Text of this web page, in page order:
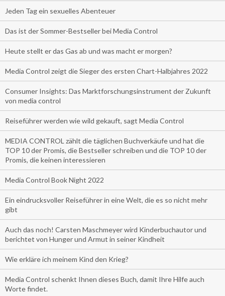
Jeden Tag ein sexuelles Abenteuer
Das ist der Sommer-Bestseller bei Media Control
Heute stellt er das Gas ab und was macht er morgen?
Media Control zeigt die Sieger des ersten Chart-Halbjahres 2022
Consumer Insights: Das Marktforschungsinstrument der Zukunft
von media control
Reiseführer werden wie wild gekauft, sagt Media Control
MEDIA CONTROL zählt die täglichen Buchverkäufe und hat die
TOP 10 der Promis, die Bestseller schreiben und die TOP 10 der
Promis, die keinen interessieren
Media Control Book Night 2022
Ein eindrucksvoller Reiseführer in eine Welt, die es so nicht mehr
gibt
Auch das noch! Carsten Maschmeyer wird Kinderbuchautor und
berichtet von Hunger und Armut in seiner Kindheit
Wie erkläre ich meinem Kind den Krieg?
Media Control schenkt Ihnen dieses Buch, damit Ihre Hilfe auch
Worte findet.